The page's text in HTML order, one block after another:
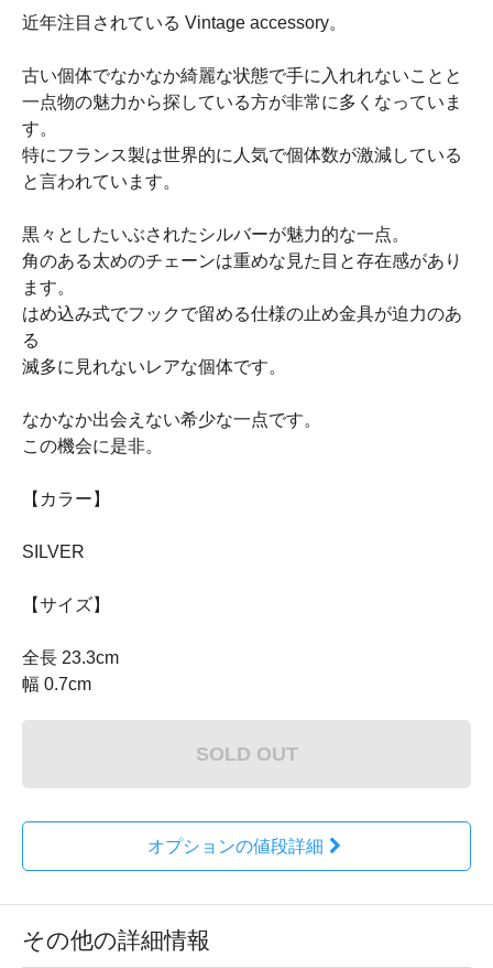
近年注目されている Vintage accessory。
古い個体でなかなか綺麗な状態で手に入れれないことと
一点物の魅力から探している方が非常に多くなっていま
す。
特にフランス製は世界的に人気で個体数が激減している
と言われています。
黒々としたいぶされたシルバーが魅力的な一点。
角のある太めのチェーンは重めな見た目と存在感があり
ます。
はめ込み式でフックで留める仕様の止め金具が迫力のあ
る
滅多に見れないレアな個体です。
なかなか出会えない希少な一点です。
この機会に是非。
【カラー】
SILVER
【サイズ】
全長 23.3cm
幅 0.7cm
SOLD OUT
オプションの値段詳細
その他の詳細情報